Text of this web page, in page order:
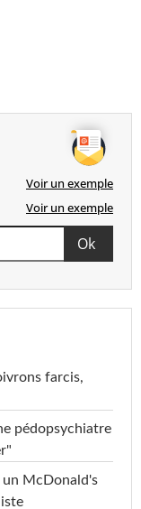
Voir un exemple
Voir un exemple
farcis,
pédopsychiatre
un McDonald's